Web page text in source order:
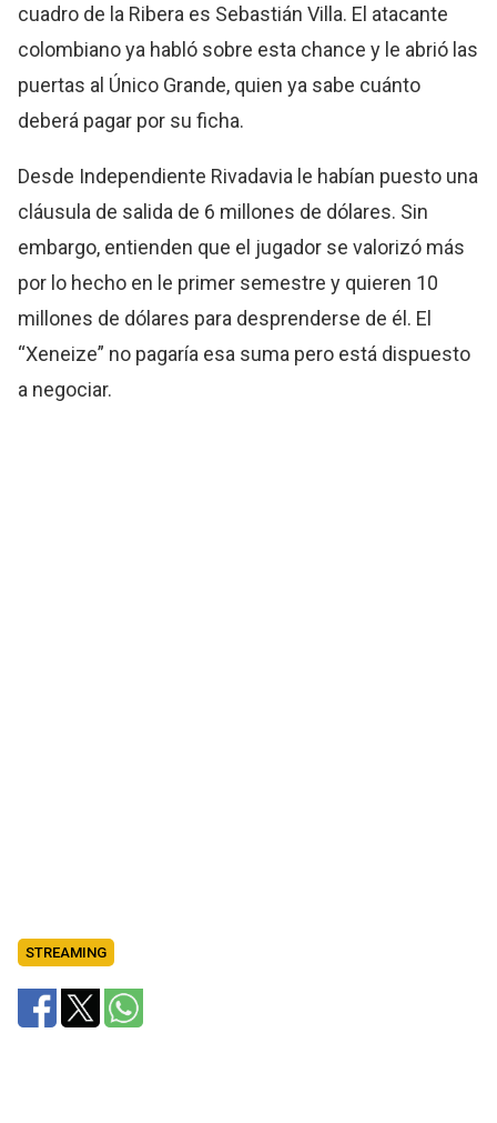
cuadro de la Ribera es Sebastián Villa. El atacante
colombiano ya habló sobre esta chance y le abrió las
puertas al Único Grande, quien ya sabe cuánto
deberá pagar por su ficha.
Desde Independiente Rivadavia le habían puesto una
cláusula de salida de 6 millones de dólares. Sin
embargo, entienden que el jugador se valorizó más
por lo hecho en le primer semestre y quieren 10
millones de dólares para desprenderse de él. El
“Xeneize” no pagaría esa suma pero está dispuesto
a negociar.
STREAMING